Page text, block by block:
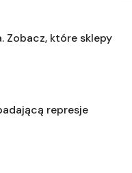
Zobacz, które sklepy
represje